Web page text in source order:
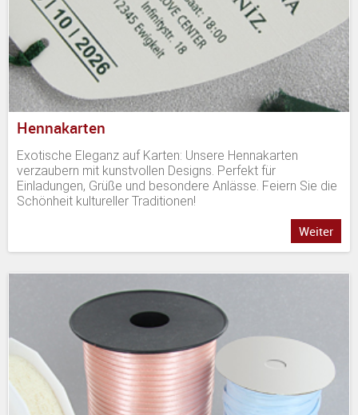
Hennakarten
Exotische Eleganz auf Karten: Unsere Hennakarten
verzaubern mit kunstvollen Designs. Perfekt für
Einladungen, Grüße und besondere Anlässe. Feiern Sie die
Schönheit kultureller Traditionen!
Weiter